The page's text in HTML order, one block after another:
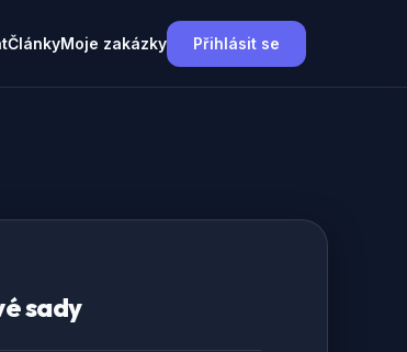
ČlánkyMoje zakázky Přihlásit se
sady